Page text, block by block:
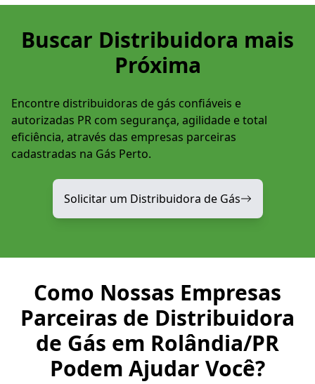
Buscar Distribuidora mais
Próxima
Encontre distribuidoras de gás confiáveis e
autorizadas PR com segurança, agilidade e total
eficiência, através das empresas parceiras
cadastradas na Gás Perto.
Solicitar um Distribuidora de Gás
Como Nossas Empresas
Parceiras de Distribuidora
de Gás em Rolândia/PR
Podem Ajudar Você?